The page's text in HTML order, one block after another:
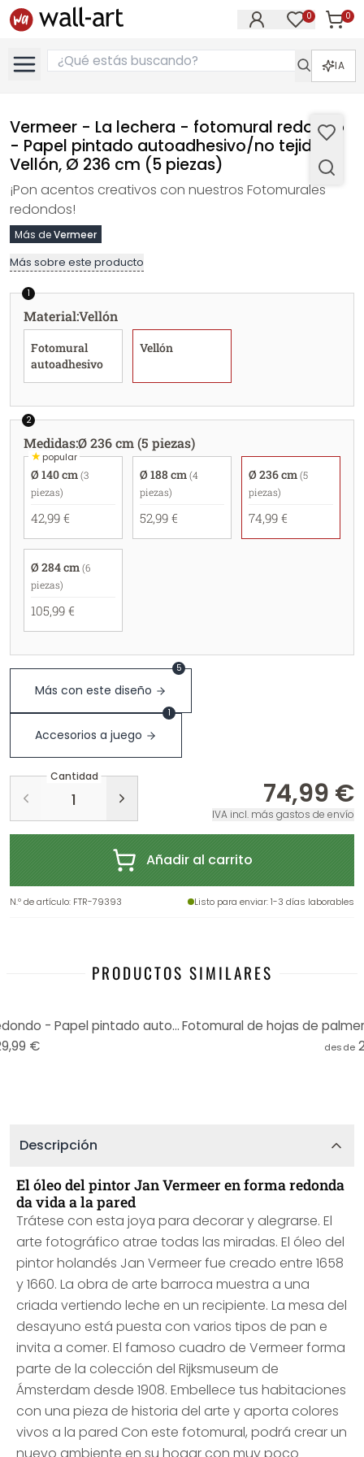
0 0
IA
Vermeer - La lechera - fotomural redondo
- Papel pintado autoadhesivo/no tejido -
Vellón, Ø 236 cm (5 piezas)
¡Pon acentos creativos con nuestros Fotomurales
redondos!
Más deVermeer
Más sobre este producto
1
Material:Vellón
Fotomural
autoadhesivo
Vellón
2
Medidas:Ø 236 cm (5 piezas)
★popular
Ø 140 cm (3
piezas)
42,99 €
Ø 188 cm (4
piezas)
52,99 €
Ø 236 cm (5
piezas)
74,99 €
Ø 284 cm (6
piezas)
105,99 €
Más con este diseño
5
Accesorios a juego
1
Cantidad
74,99 €
IVA incl. más gastos de envío
Añadir al carrito
N.º de artículo: FTR-79393 Listo para enviar: 1-3 días laborables
PRODUCTOS SIMILARES
Cuadrado - Luz - Fotomural redondo - Papel pintado autoadhesivo/no tejido
€
desde
Descripción
El óleo del pintor Jan Vermeer en forma redonda
da vida a la pared
Trátese con esta joya para decorar y alegrarse. El
arte fotográfico atrae todas las miradas. El óleo del
pintor holandés Jan Vermeer fue creado entre 1658
y 1660. La obra de arte barroca muestra a una
criada vertiendo leche en un recipiente. La mesa del
desayuno está puesta con varios tipos de pan e
invita a comer. El famoso cuadro de Vermeer forma
parte de la colección del Rijksmuseum de
Ámsterdam desde 1908. Embellece tus habitaciones
con una pieza de historia del arte y aporta colores
vivos a la pared Con este fotomural, podrá crear un